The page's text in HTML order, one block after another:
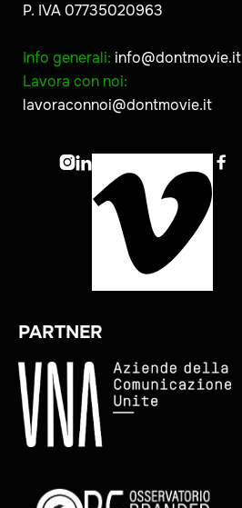
P. IVA 07735020963
Info generali: info@dontmovie.it
Lavora con noi:
lavoraconnoi@dontmovie.it
 
PARTNER